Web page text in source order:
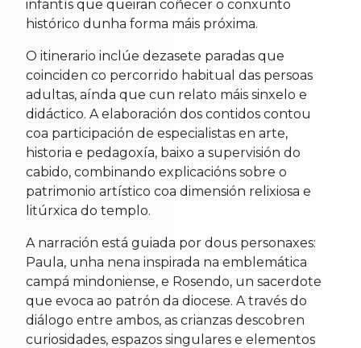
infantís que queiran coñecer o conxunto
histórico dunha forma máis próxima.
O itinerario inclúe dezasete paradas que
coinciden co percorrido habitual das persoas
adultas, aínda que cun relato máis sinxelo e
didáctico. A elaboración dos contidos contou
coa participación de especialistas en arte,
historia e pedagoxía, baixo a supervisión do
cabido, combinando explicacións sobre o
patrimonio artístico coa dimensión relixiosa e
litúrxica do templo.
A narración está guiada por dous personaxes:
Paula, unha nena inspirada na emblemática
campá mindoniense, e Rosendo, un sacerdote
que evoca ao patrón da diocese. A través do
diálogo entre ambos, as crianzas descobren
curiosidades, espazos singulares e elementos